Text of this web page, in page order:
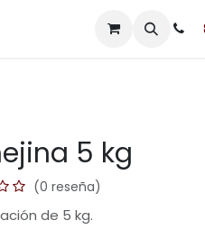
Contacto
5 kg
(0 reseña)
de 5 kg.